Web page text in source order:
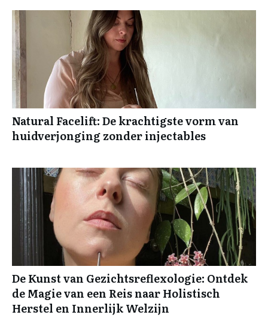
Natural Facelift: De krachtigste vorm van
huidverjonging zonder injectables
De Kunst van Gezichtsreflexologie: Ontdek
de Magie van een Reis naar Holistisch
Herstel en Innerlijk Welzijn